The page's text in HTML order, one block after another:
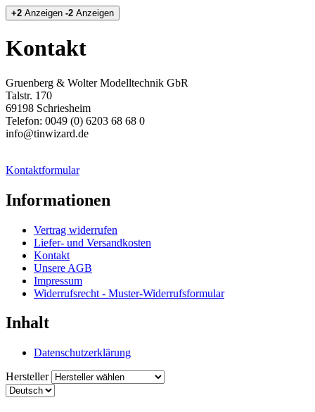
+2 Anzeigen -2 Anzeigen
Kontakt
Gruenberg & Wolter Modelltechnik GbR
Talstr. 170
69198 Schriesheim
Telefon: 0049 (0) 6203 68 68 0
info@tinwizard.de
Kontaktformular
Informationen
Vertrag widerrufen
Liefer- und Versandkosten
Kontakt
Unsere AGB
Impressum
Widerrufsrecht - Muster-Widerrufsformular
Inhalt
Datenschutzerklärung
Hersteller